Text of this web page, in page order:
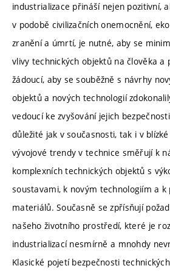
industrializace přináší nejen pozitivní,
v podobě civilizačních onemocnění,
zranění a úmrtí, je nutné, aby se
vlivy technických objektů na člověka a
žádoucí, aby se souběžně s návrhy
objektů a nových technologií
vedoucí ke zvyšování jejich
důležité jak v současnosti, tak i v
vývojové trendy v technice směřují k
komplexních technických objektů s
soustavami, k novým technologiím a k
materiálů. Současně se zpřísňují
našeho životního prostředí, které je
industrializací nesmírně a mnohdy
Klasické pojetí bezpečnosti